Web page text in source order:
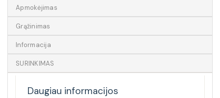
Apmokėjimas
Grąžinimas
Informacija
SURINKIMAS
Daugiau informacijos